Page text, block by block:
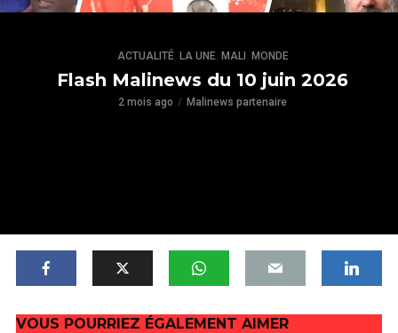
ACTUALITÉ, LA UNE, MALI MONDE
Flash Malinews du 10 juin 2026
2 mois ago Malinews partenaire
VOUS POURRIEZ ÉGALEMENT AIMER